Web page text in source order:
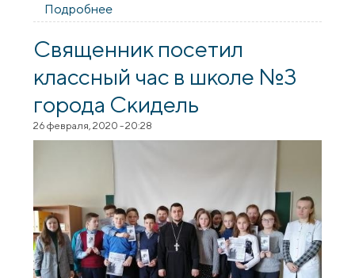
Подробнее
привычках в школе №1 города Скидель
Священник посетил
классный час в школе №3
города Скидель
26 февраля, 2020 - 20:28